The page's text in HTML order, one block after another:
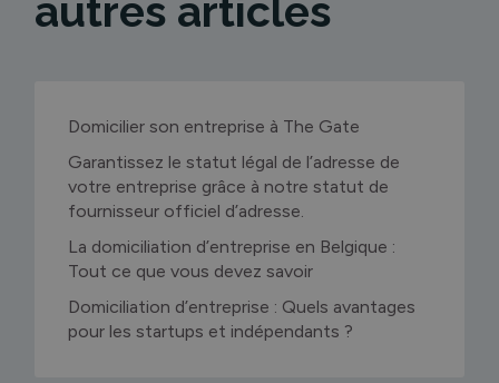
autres articles
Domicilier son entreprise à The Gate
Garantissez le statut légal de l’adresse de
votre entreprise grâce à notre statut de
fournisseur officiel d’adresse.
La domiciliation d’entreprise en Belgique :
Tout ce que vous devez savoir
Domiciliation d’entreprise : Quels avantages
pour les startups et indépendants ?